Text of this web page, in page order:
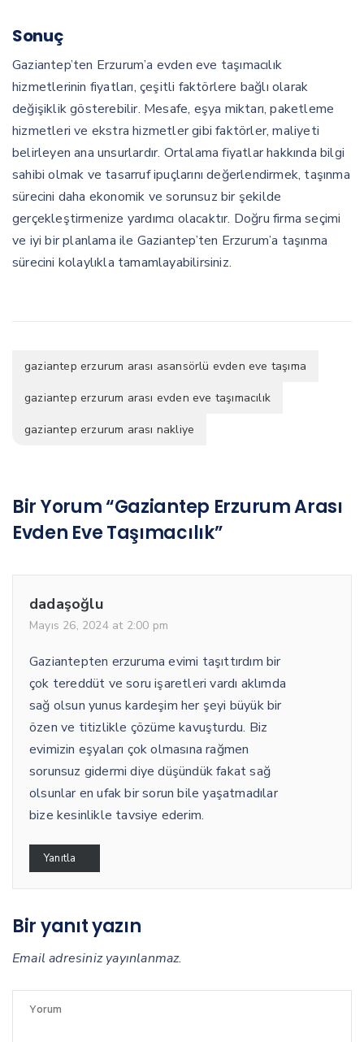
Sonuç
Gaziantep’ten Erzurum’a evden eve taşımacılık
hizmetlerinin fiyatları, çeşitli faktörlere bağlı olarak
değişiklik gösterebilir. Mesafe, eşya miktarı, paketleme
hizmetleri ve ekstra hizmetler gibi faktörler, maliyeti
belirleyen ana unsurlardır. Ortalama fiyatlar hakkında bilgi
sahibi olmak ve tasarruf ipuçlarını değerlendirmek, taşınma
sürecini daha ekonomik ve sorunsuz bir şekilde
gerçekleştirmenize yardımcı olacaktır. Doğru firma seçimi
ve iyi bir planlama ile Gaziantep’ten Erzurum’a taşınma
sürecini kolaylıkla tamamlayabilirsiniz.
gaziantep erzurum arası asansörlü evden eve taşıma
gaziantep erzurum arası evden eve taşımacılık
gaziantep erzurum arası nakliye
Bir Yorum “Gaziantep Erzurum Arası
Evden Eve Taşımacılık”
dadaşoğlu
Mayıs 26, 2024 at 2:00 pm
Gaziantepten erzuruma evimi taşıttırdım bir
çok tereddüt ve soru işaretleri vardı aklımda
sağ olsun yunus kardeşim her şeyi büyük bir
özen ve titizlikle çözüme kavuşturdu. Biz
evimizin eşyaları çok olmasına rağmen
sorunsuz gidermi diye düşündük fakat sağ
olsunlar en ufak bir sorun bile yaşatmadılar
bize kesinlikle tavsiye ederim.
Yanıtla
Bir yanıt yazın
Email adresiniz yayınlanmaz.